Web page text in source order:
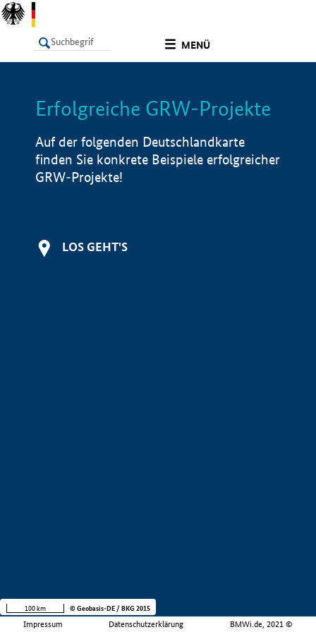
MENÜ
LISTE Info
Erfolgreiche GRW-Projekte
Auf der folgenden Deutschlandkarte
finden Sie konkrete Beispiele erfolgreicher
GRW-Projekte!
LOS GEHT'S
Impressum Datenschutzerklärung BMWi.de, 2021 ©
100 km © Geobasis-DE / BKG 2015